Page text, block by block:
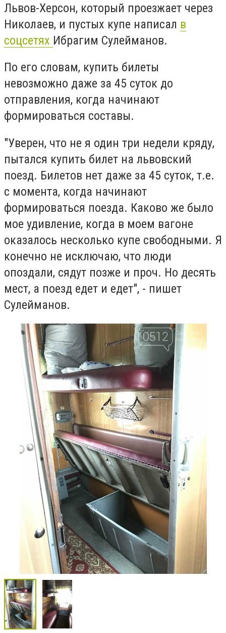
Львов-Херсон, который проезжает через
Николаев, и пустых купе написал в
соцсетях Ибрагим Сулейманов.
По его словам, купить билеты
невозможно даже за 45 суток до
отправления, когда начинают
формироваться составы.
"Уверен, что не я один три недели кряду,
пытался купить билет на львовский
поезд. Билетов нет даже за 45 суток, т.е.
с момента, когда начинают
формироваться поезда. Каково же было
мое удивление, когда в моем вагоне
оказалось несколько купе свободными. Я
конечно не исключаю, что люди
опоздали, сядут позже и проч. Но десять
мест, а поезд едет и едет", - пишет
Сулейманов.